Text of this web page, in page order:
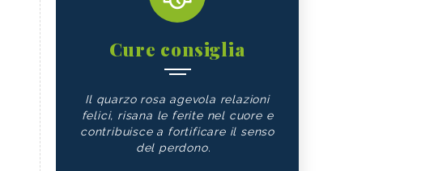
Cure consiglia
Il quarzo rosa agevola relazioni
felici, risana le ferite nel cuore e
contribuisce a fortificare il senso
del perdono.